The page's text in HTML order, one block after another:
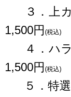
３．上
1,500円 (税込)
４．ハ
1,500円 (税込)
５．特